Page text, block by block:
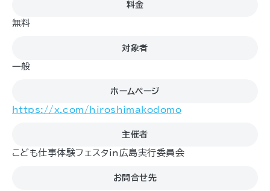
料金
無料
対象者
一般
ホームページ
https://x.com/hiroshimakodomo
主催者
こども仕事体験フェスタin広島実行委員会
お問合せ先